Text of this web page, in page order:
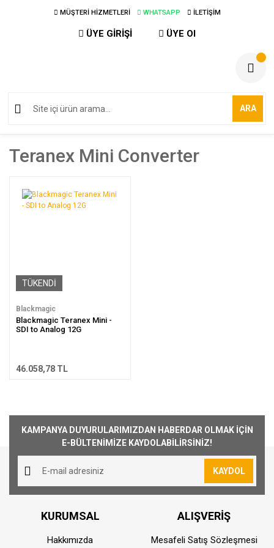
MÜŞTERİ HİZMETLERİ WHATSAPP İLETİŞİM
ÜYE GİRİŞİ ÜYE Ol
ARA
Teranex Mini Converter
TÜKENDİ
Blackmagic
Blackmagic Teranex Mini -
SDI to Analog 12G
46.058,78 TL
KAMPANYA DUYURULARIMIZDAN HABERDAR OLMAK İÇİN
E-BÜLTENİMİZE KAYDOLABİLİRSİNİZ!
KAYDOL
KURUMSAL
Hakkımızda
ALIŞVERİŞ
Mesafeli Satış Sözleşmesi